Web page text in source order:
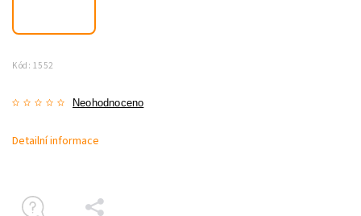
Kód: 1552
Neohodnoceno
Detailní informace